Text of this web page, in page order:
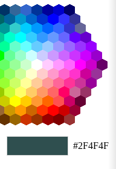
#2F4F4F